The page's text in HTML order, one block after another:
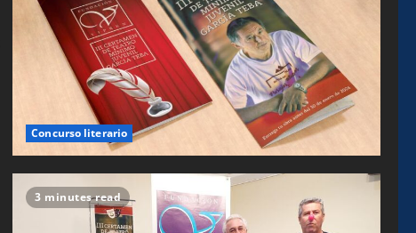
Concurso literario
3 minutes read